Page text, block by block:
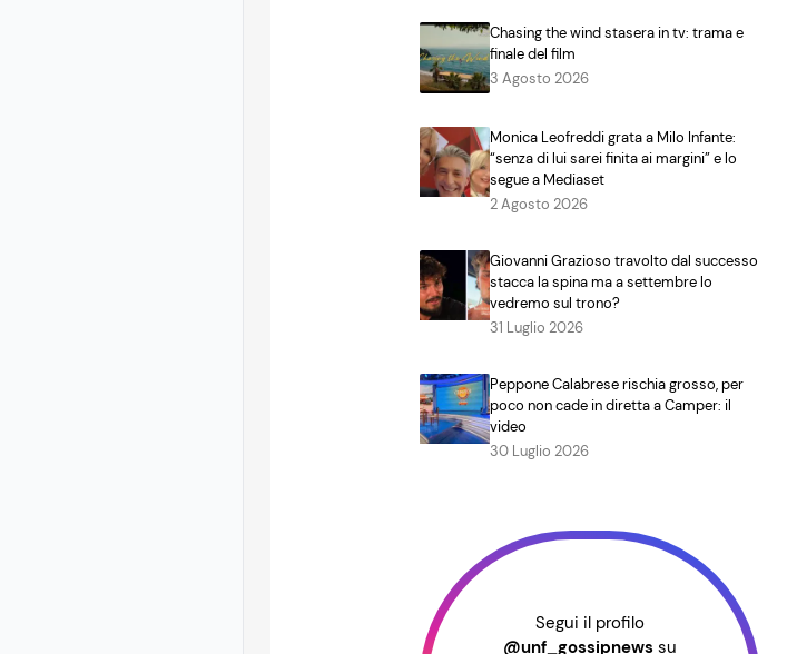
Chasing the wind stasera in tv: trama e
finale del film
3 Agosto 2026
Monica Leofreddi grata a Milo Infante:
“senza di lui sarei finita ai margini” e lo
segue a Mediaset
2 Agosto 2026
Giovanni Grazioso travolto dal successo
stacca la spina ma a settembre lo
vedremo sul trono?
31 Luglio 2026
Peppone Calabrese rischia grosso, per
poco non cade in diretta a Camper: il
video
30 Luglio 2026
Segui il profilo
@unf_gossipnews su